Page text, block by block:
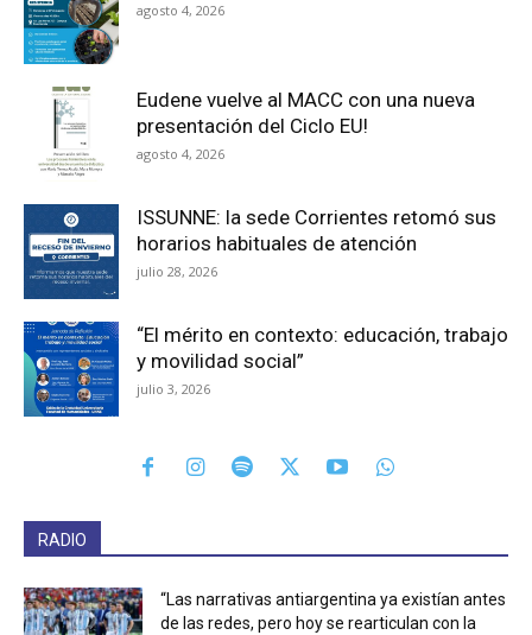
agosto 4, 2026
Eudene vuelve al MACC con una nueva
presentación del Ciclo EU!
agosto 4, 2026
ISSUNNE: la sede Corrientes retomó sus
horarios habituales de atención
julio 28, 2026
“El mérito en contexto: educación, trabajo
y movilidad social”
julio 3, 2026
RADIO
“Las narrativas antiargentina ya existían antes
de las redes, pero hoy se rearticulan con la